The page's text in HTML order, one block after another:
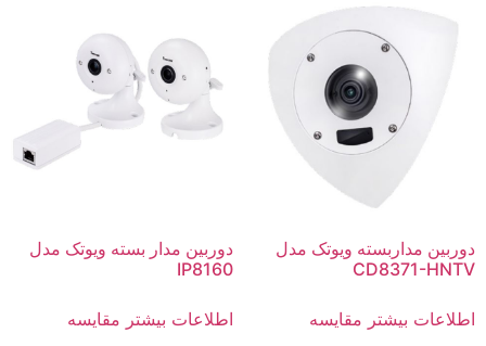
دوربین مداربسته ویوتک مدل
CD8371-HNTV
اطلاعات بیشتر مقایسه
دوربین مدار بسته ویوتک مدل
IP8160
اطلاعات بیشتر مقایسه